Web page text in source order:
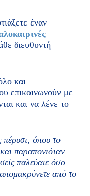
έναν
διευθυντή
και
επικοινωνούν με
και να λένε το
όπου το
παραπονιόταν
παλεύατε όσο
από το